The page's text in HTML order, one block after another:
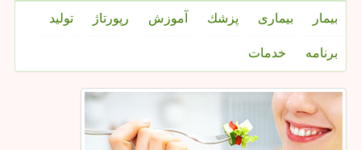
بیمار بیماری پزشك آموزش رپورتاژ تولید
برنامه خدمات